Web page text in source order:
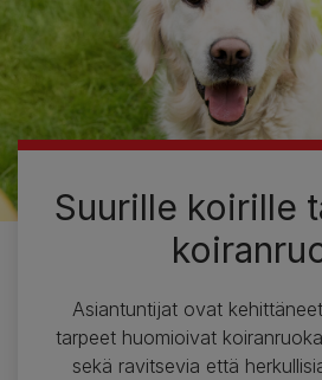
Suurille koirille
Asiantuntijat ovat
tarpeet huomioivat
sekä ravitsevia että